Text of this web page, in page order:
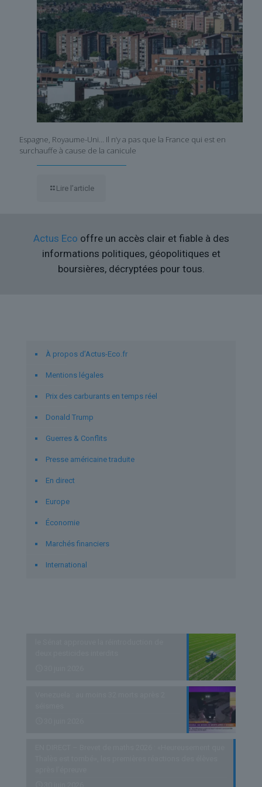
Espagne, Royaume-Uni… Il n’y a pas que la France qui est en
surchauffe à cause de la canicule
Lire l’article
Actus Eco offre un accès clair et fiable à des
informations politiques, géopolitiques et
boursières, décryptées pour tous.
À propos d’Actus-Eco.fr
Mentions légales
Prix des carburants en temps réel
Donald Trump
Guerres & Conflits
Presse américaine traduite
En direct
Europe
Économie
Marchés financiers
International